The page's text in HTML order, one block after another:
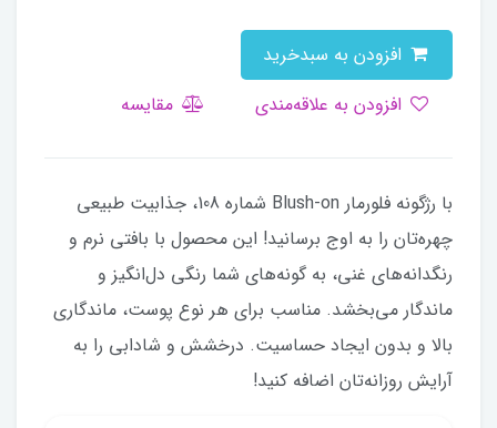
مقایسه
با رژگونه فلورمار Blush-on شماره 108، جذابیت طبیعی
چهره‌تان را به اوج برسانید! این محصول با بافتی نرم و
رنگدانه‌های غنی، به گونه‌های شما رنگی دل‌انگیز و
ماندگار می‌بخشد. مناسب برای هر نوع پوست، ماندگاری
بالا و بدون ایجاد حساسیت. درخشش و شادابی را به
آرایش روزانه‌تان اضافه کنید!